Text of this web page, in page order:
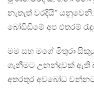
නැතැත් වරදියි”
බෝඩිඩිමේ අප එතරම්
මම සහ මගේ මිතුරා
ගැනීමට උනන්දුවක් ඇති
අතරතුර අවබෝධ